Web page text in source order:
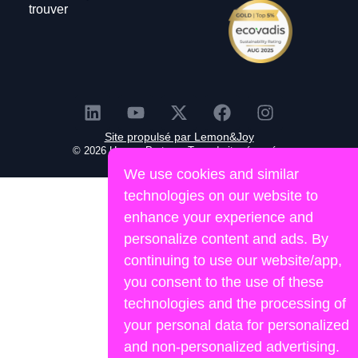
trouver
© 2026 Human Portage. Tous droits réservés.
Site propulsé par Lemon&Joy
We use cookies and similar
technologies on our website to
enhance your experience and
personalize content and ads. By
continuing to use our website/app,
you consent to the use of these
technologies and the processing of
your personal data for personalized
and non-personalized advertising.